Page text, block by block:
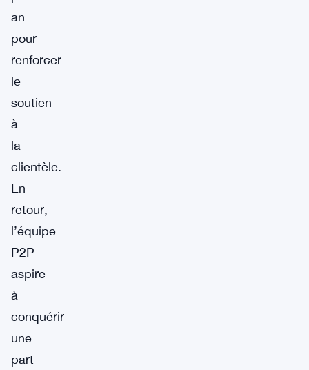
an
pour
renforcer
le
soutien
à
la
clientèle.
En
retour,
l’équipe
P2P
aspire
à
conquérir
une
part